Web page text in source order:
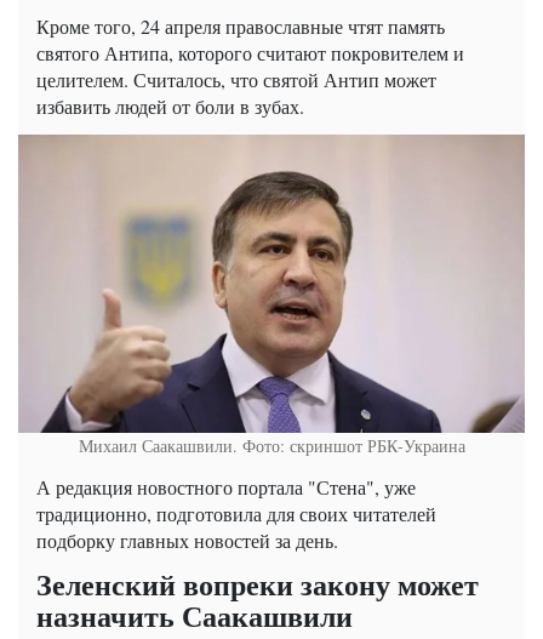
Кроме того, 24 апреля православные чтят память
святого Антипа, которого считают покровителем и
целителем. Считалось, что святой Антип может
избавить людей от боли в зубах.
Михаил Саакашвили. Фото: скриншот РБК-Украина
А редакция новостного портала "Стена", уже
традиционно, подготовила для своих читателей
подборку главных новостей за день.
Зеленский вопреки закону может
назначить Саакашвили